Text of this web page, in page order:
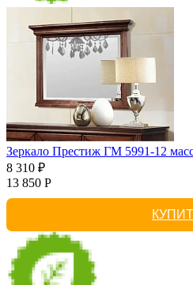
Зеркало Престиж ГМ 5991-12
8 310 ₽
13 850 Р